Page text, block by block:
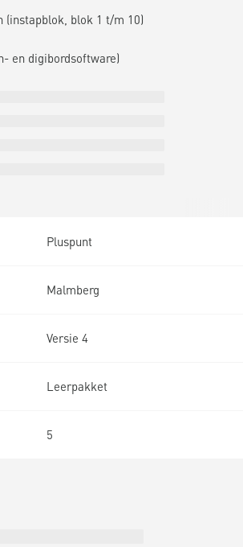
(instapblok, blok 1 t/m 10)
en digibordsoftware)
Pluspunt
Malmberg
Versie 4
Leerpakket
5